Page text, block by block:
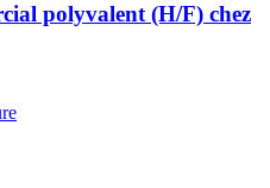
polyvalent (H/F) chez